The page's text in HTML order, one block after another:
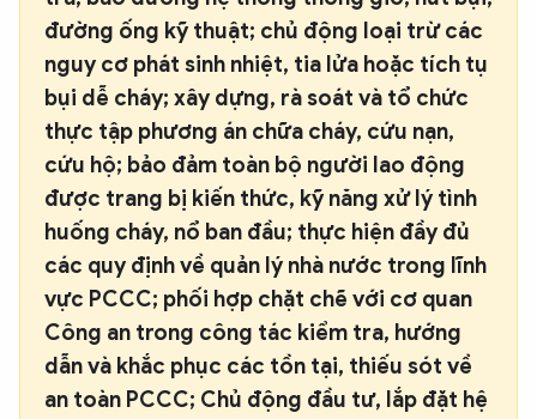
đường ống kỹ thuật; chủ động loại trừ các
nguy cơ phát sinh nhiệt, tia lửa hoặc tích tụ
bụi dễ cháy; xây dựng, rà soát và tổ chức
thực tập phương án chữa cháy, cứu nạn,
cứu hộ; bảo đảm toàn bộ người lao động
được trang bị kiến thức, kỹ năng xử lý tình
huống cháy, nổ ban đầu; thực hiện đầy đủ
các quy định về quản lý nhà nước trong lĩnh
vực PCCC; phối hợp chặt chẽ với cơ quan
Công an trong công tác kiểm tra, hướng
dẫn và khắc phục các tồn tại, thiếu sót về
an toàn PCCC; Chủ động đầu tư, lắp đặt hệ